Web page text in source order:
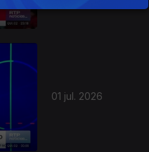
01 jul. 2026